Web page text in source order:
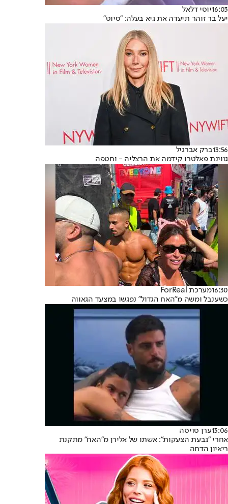
16:03יוסי דלאל
יעל בר זוהר תיעדה את גיא בעלה: "סיוט"
13:56ברק אברגיל
גווינת פאלטרו קידמה את הרצליה - וחטפה
16:30מערכת ForReal
כשענבל ומשה מ"האח הגדול" נפגשו במצעד הגאווה
13:06ערן סויסה
אחרי "גבעת הצעקות": אשתו של אלירן מ"האח" מתקנת
ריאיון הדחה